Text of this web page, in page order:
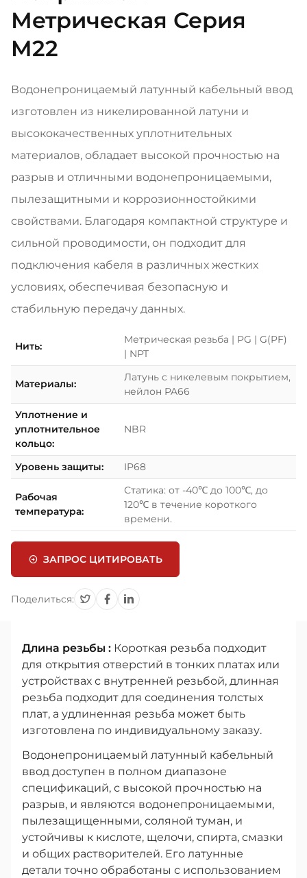
Метрическая Серия
M22
Водонепроницаемый латунный кабельный ввод
изготовлен из никелированной латуни и
высококачественных уплотнительных
материалов, обладает высокой прочностью на
разрыв и отличными водонепроницаемыми,
пылезащитными и коррозионностойкими
свойствами. Благодаря компактной структуре и
сильной проводимости, он подходит для
подключения кабеля в различных жестких
условиях, обеспечивая безопасную и
стабильную передачу данных.
Нить:
Метрическая резьба | PG | G(PF)
| NPT
Материалы:
Латунь с никелевым покрытием,
нейлон PA66
Уплотнение и
уплотнительное
кольцо:
NBR
Уровень защиты: IP68
Рабочая
температура:
Статика: от -40℃ до 100℃, до
120℃ в течение короткого
времени.
ЗАПРОС ЦИТИРОВАТЬ
Поделиться:
Длина резьбы : Короткая резьба подходит
для открытия отверстий в тонких платах или
устройствах с внутренней резьбой, длинная
резьба подходит для соединения толстых
плат, а удлиненная резьба может быть
изготовлена по индивидуальному заказу.
Водонепроницаемый латунный кабельный
ввод доступен в полном диапазоне
спецификаций, с высокой прочностью на
разрыв, и являются водонепроницаемыми,
пылезащищенными, соляной туман, и
устойчивы к кислоте, щелочи, спирта, смазки
и общих растворителей. Его латунные
детали точно обработаны с использованием